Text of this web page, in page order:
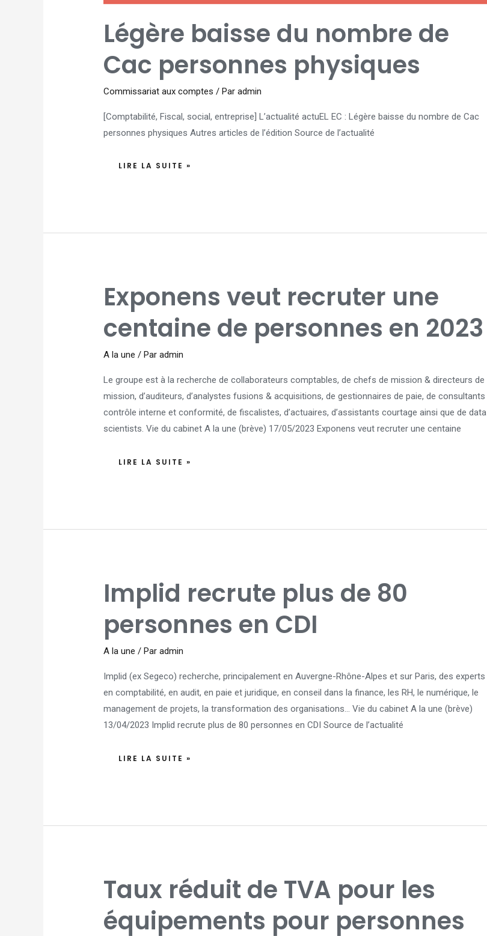
Légère baisse du nombre de
Cac personnes physiques
Commissariat aux comptes / Paradmin
[Comptabilité, Fiscal, social, entreprise] L’actualité actuEL EC : Légère baisse du nombre de Cac
personnes physiques Autres articles de l’édition Source de l’actualité
DE
PERSONNES
PHYSIQUES
LIRE LA SUITE »
Exponens veut recruter une
centaine de personnes en 2023
A la une / Paradmin
Le groupe est à la recherche de collaborateurs comptables, de chefs de mission & directeurs de
mission, d’auditeurs, d’analystes fusions & acquisitions, de gestionnaires de paie, de consultants
contrôle interne et conformité, de fiscalistes, d’actuaires, d’assistants courtage ainsi que de data
scientists. Vie du cabinet A la une (brève) 17/05/2023 Exponens veut recruter une centaine
VEUT
RECRUTER
UNE
CENTAINE
PERSONNES
EN
LIRE LA SUITE »
Implid recrute plus de 80
personnes en CDI
A la une / Paradmin
Implid (ex Segeco) recherche, principalement en Auvergne-Rhône-Alpes et sur Paris, des experts
en comptabilité, en audit, en paie et juridique, en conseil dans la finance, les RH, le numérique, le
management de projets, la transformation des organisations… Vie du cabinet A la une (brève)
13/04/2023 Implid recrute plus de 80 personnes en CDI Source de l’actualité
RECRUTE
PLUS
DE
EN
CDI
LIRE LA SUITE »
Taux réduit de TVA pour les
équipements pour personnes
RÉDUIT
DE
TVA
ÉQUIPEMENTS
POUR